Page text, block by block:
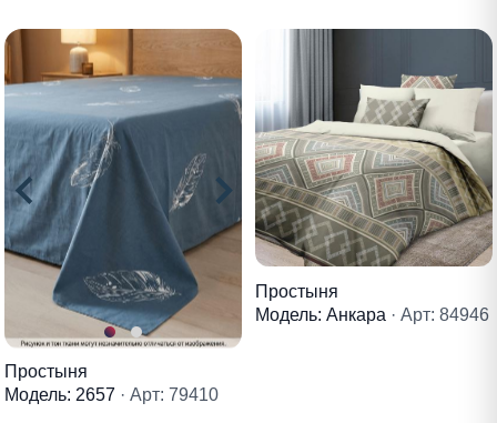
Простыня
Модель: 2657 · Арт: 79410
Простыня
Модель: Анкара · Арт: 84946